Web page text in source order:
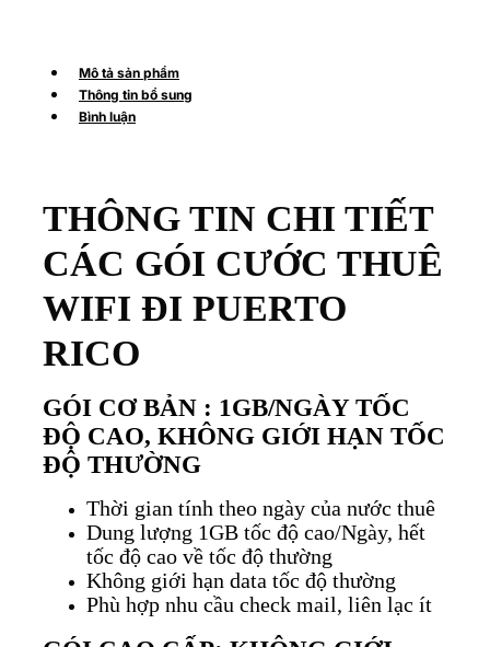
Mô tả sản phẩm
Thông tin bổ sung
Bình luận
THÔNG TIN CHI TIẾT
CÁC GÓI CƯỚC THUÊ
WIFI ĐI PUERTO
RICO
GÓI CƠ BẢN : 1GB/NGÀY TỐC
ĐỘ CAO, KHÔNG GIỚI HẠN TỐC
ĐỘ THƯỜNG
Thời gian tính theo ngày của nước thuê
Dung lượng 1GB tốc độ cao/Ngày, hết
tốc độ cao về tốc độ thường
Không giới hạn data tốc độ thường
Phù hợp nhu cầu check mail, liên lạc ít